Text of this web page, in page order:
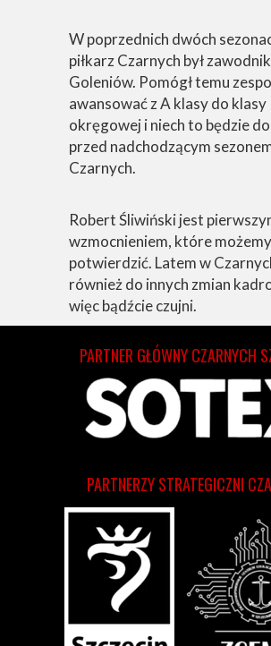
W poprzednich dwóch
piłkarz Czarnych był
Goleniów. Pomógł temu
awansować z A klasy do klasy
okręgowej i niech to będzie
przed nadchodzącym
Czarnych.
Robert Śliwiński jest
wzmocnieniem, które możemy
potwierdzić. Latem w
również do innych zmian
więc bądźcie czujni.
PARTNERZY STRATEGICZNI
PARTNER GŁÓWNY CZARNYCH